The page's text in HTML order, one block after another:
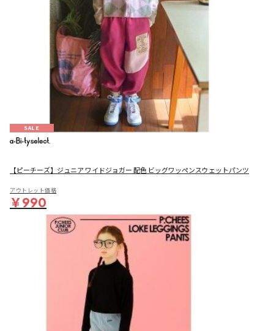
SALE
【ピーチーズ】ジュニア ワイドジョガー 配色 ビッグワッペンスウェットパンツ
アウトレット価格
￥990